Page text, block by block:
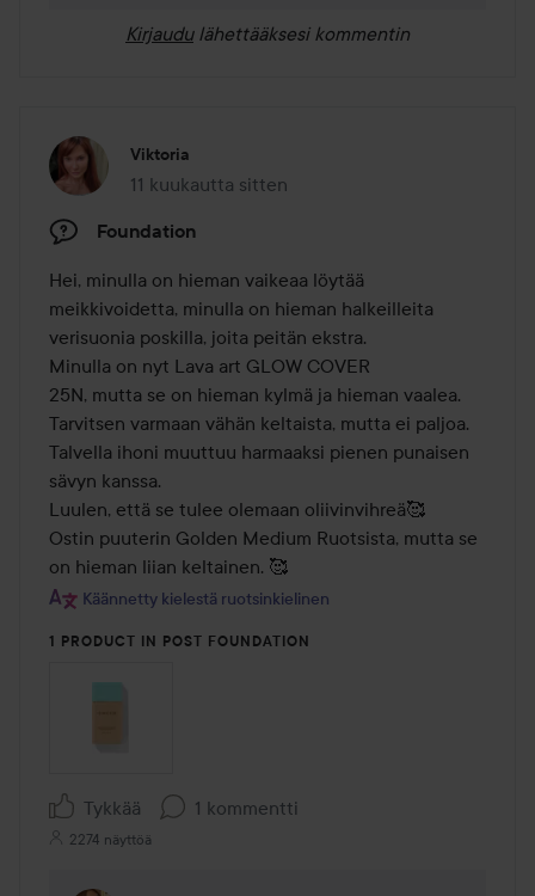
Kirjaudu lähettääksesi kommentin
Viktoria
11 kuukautta sitten
Viesti luotiin 11 kuukautta sitten
Foundation
Hei, minulla on hieman vaikeaa löytää
meikkivoidetta, minulla on hieman halkeilleita
verisuonia poskilla, joita peitän ekstra.
Minulla on nyt Lava art GLOW COVER
25N, mutta se on hieman kylmä ja hieman vaalea.
Tarvitsen varmaan vähän keltaista, mutta ei paljoa.
Talvella ihoni muuttuu harmaaksi pienen punaisen
sävyn kanssa.
Luulen, että se tulee olemaan oliivinvihreä🥰
Ostin puuterin Golden Medium Ruotsista, mutta se
on hieman liian keltainen. 🥰
Käännetty kielestä ruotsinkielinen
1 PRODUCT IN POST FOUNDATION
Tykkää 1 kommentti
2274 näyttöä